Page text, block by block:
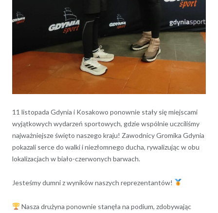
11 listopada Gdynia i Kosakowo ponownie stały się miejscami
wyjątkowych wydarzeń sportowych, gdzie wspólnie uczciliśmy
najważniejsze święto naszego kraju! Zawodnicy Gromika Gdynia
pokazali serce do walki i niezłomnego ducha, rywalizując w obu
lokalizacjach w biało-czerwonych barwach.
Jesteśmy dumni z wyników naszych reprezentantów!
Nasza drużyna ponownie stanęła na podium, zdobywając